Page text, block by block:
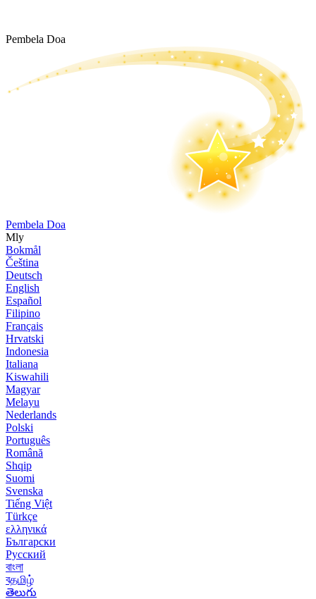
Pembela Doa
Pembela Doa
Mly
Bokmål
Čeština
Deutsch
English
Español
Filipino
Français
Hrvatski
Indonesia
Italiana
Kiswahili
Magyar
Melayu
Nederlands
Polski
Português
Română
Shqip
Suomi
Svenska
Tiếng Việt
Türkçe
ελληνικά
Български
Русский
বাংলা
বதமிழ்
తెలుగు